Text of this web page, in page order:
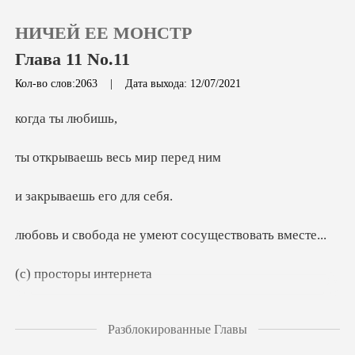
Пополнить
История чтения
НИЧЕЙ ЕЕ МОНСТР
Глава 11 No.11
Кол-во слов:2063 | Дата выхода: 12/07/2021
ты л
ешь весь м
аешь его
не умеют сосуще
сторы и
о увидеть, страшно, что узнает меня и... я
Разблокированные Главы